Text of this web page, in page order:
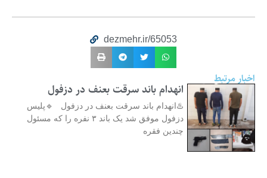
dezmehr.ir/65053
اخبار مرتبط
انهدام باند سرقت بعنف در دزفول
♨️انهدام باند سرقت بعنف در دزفول 🔹پلیس
دزفول موفق شد یک باند ۳ نفره را که مسئول
چندین فقره